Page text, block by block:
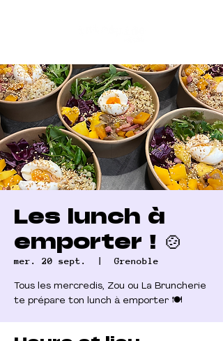
Les lunch à
emporter ! 🍲
mer. 20 sept.
  |
Grenoble
Tous les mercredis, Zou ou La Bruncherie
te prépare ton lunch à emporter 🍽️